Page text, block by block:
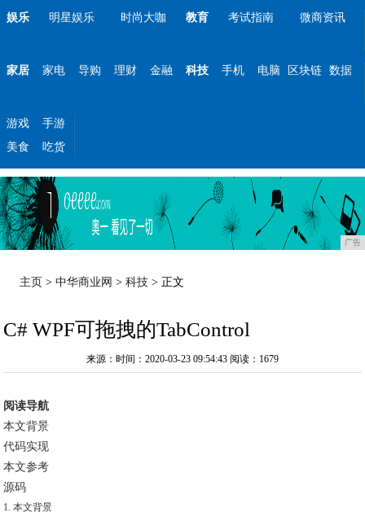
娱乐 明星娱乐 时尚大咖 教育 考试指南 微商资讯
家居 家电 导购 理财 金融 科技 手机 电脑 区块链 数据
游戏
手游
美食
吃货
广告
主页 >中华商业网 >科技 > 正文
C# WPF可拖拽的TabControl
来源：时间：2020-03-23 09:54:43 阅读：1679
阅读导航
本文背景
代码实现
本文参考
源码
1. 本文背景